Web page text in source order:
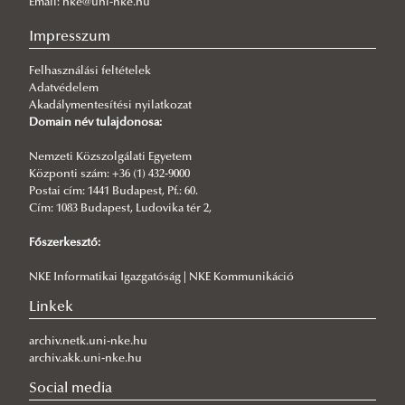
2026/06/22
2026/06/17
Mit üzen a mának az európai integráció története?
A Nemzeti Közszolgálati Egyetem szakmai hozzájárulása a hetedik
„Siena Conference on the Europe of the Future” nemzetközi
tanácskozáson
Tudás, bátorság, felelősség – emlékezés Magyary Zoltánra
Nemzetközi Erasmus+ programnak adott otthont az ÁNTK
„Legislation and Legal Sources” címmel
Email: nke@uni-nke.hu
Impresszum
Felhasználási feltételek
Adatvédelem
Akadálymentesítési nyilatkozat
Domain név tulajdonosa:
Nemzeti Közszolgálati Egyetem
Központi szám: +36 (1) 432-9000
Postai cím: 1441 Budapest, Pf.: 60.
Cím: 1083 Budapest, Ludovika tér 2,
Főszerkesztő:
NKE Informatikai Igazgatóság | NKE Kommunikáció
Linkek
archiv.netk.uni-nke.hu
archiv.akk.uni-nke.hu
Social media